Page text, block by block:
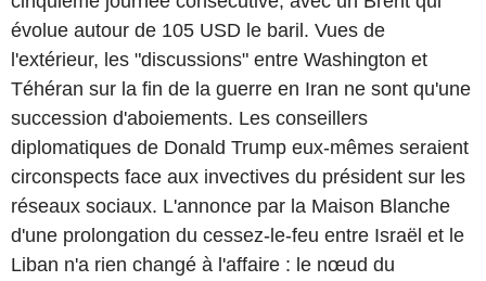
évolue autour de 105 USD le baril. Vues de
l'extérieur, les "discussions" entre Washington et
Téhéran sur la fin de la guerre en Iran ne sont qu'une
succession d'aboiements. Les conseillers
diplomatiques de Donald Trump eux-mêmes seraient
circonspects face aux invectives du président sur les
réseaux sociaux. L'annonce par la Maison Blanche
d'une prolongation du cessez-le-feu entre Israël et le
Liban n'a rien changé à l'affaire : le nœud du